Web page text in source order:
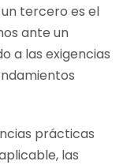
tercero es el
ante un
a las exigencias
prácticas
las